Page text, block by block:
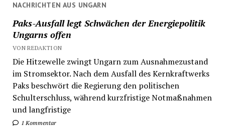
NACHRICHTEN AUS UNGARN
Paks-Ausfall legt Schwächen der Energiepolitik
Ungarns offen
VON REDAKTION
Die Hitzewelle zwingt Ungarn zum Ausnahmezustand
im Stromsektor. Nach dem Ausfall des Kernkraftwerks
Paks beschwört die Regierung den politischen
Schulterschluss, während kurzfristige Notmaßnahmen
und langfristige
1 Kommentar